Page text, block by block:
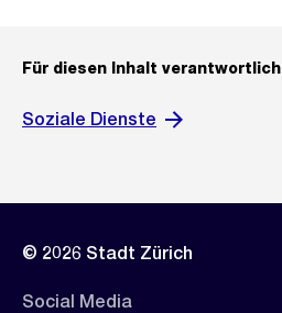
Für diesen Inhalt verantwortlich
Soziale Dienste
© 2026 Stadt Zürich
Social Media